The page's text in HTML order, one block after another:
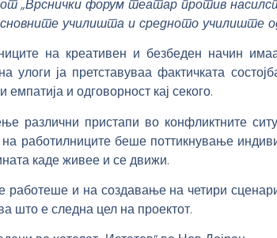
„Врснички форум театар против
училишта и средното училиште
на креативен и безбеден начин
улоги ја претставуваа фактичката
емпатија и одговорност кај секого.
различни пристапи во конфликтните
на работилниците беше поттикнување
каде живее и се движи.
работеше и на создавање на четири
што е следна цел на проектот.